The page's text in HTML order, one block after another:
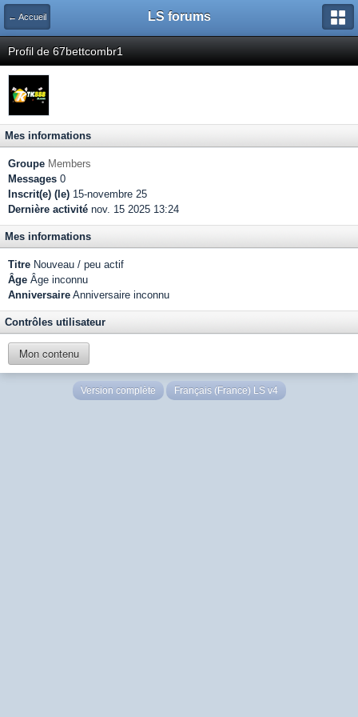
← Accueil LS forums
Profil de 67bettcombr1
Mes informations
Groupe Members
Messages 0
Inscrit(e) (le) 15-novembre 25
Dernière activité nov. 15 2025 13:24
Mes informations
Titre Nouveau / peu actif
Âge Âge inconnu
Anniversaire Anniversaire inconnu
Contrôles utilisateur
Mon contenu
Version complète Français (France) LS v4